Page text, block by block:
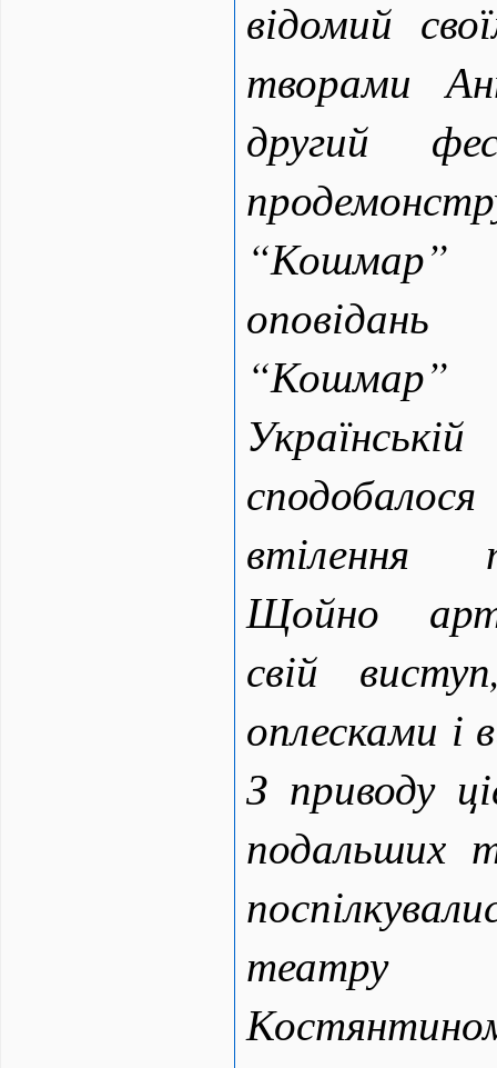
відомий
творами
другий
“Кошмар”
втілення
Щойно
свій
оплесками і
З приводу
подальших
театру